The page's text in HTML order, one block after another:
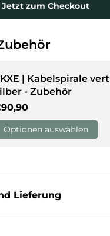
Jetzt zum Checkout
| Kabelspirale
- Zubehör
Preis
Optionen auswählen
Lieferung